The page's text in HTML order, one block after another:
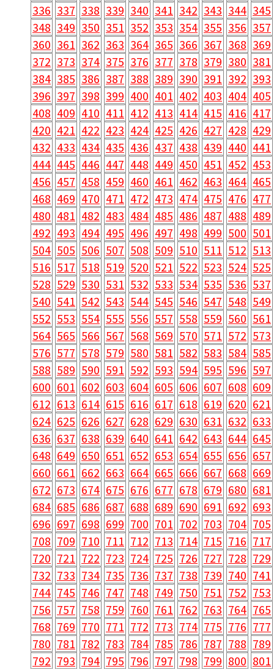
336 337 338 339 340 341 342 343 344 345
348 349 350 351 352 353 354 355 356 357
360 361 362 363 364 365 366 367 368 369
372 373 374 375 376 377 378 379 380 381
384 385 386 387 388 389 390 391 392 393
396 397 398 399 400 401 402 403 404 405
408 409 410 411 412 413 414 415 416 417
420 421 422 423 424 425 426 427 428 429
432 433 434 435 436 437 438 439 440 441
444 445 446 447 448 449 450 451 452 453
456 457 458 459 460 461 462 463 464 465
468 469 470 471 472 473 474 475 476 477
480 481 482 483 484 485 486 487 488 489
492 493 494 495 496 497 498 499 500 501
504 505 506 507 508 509 510 511 512 513
516 517 518 519 520 521 522 523 524 525
528 529 530 531 532 533 534 535 536 537
540 541 542 543 544 545 546 547 548 549
552 553 554 555 556 557 558 559 560 561
564 565 566 567 568 569 570 571 572 573
576 577 578 579 580 581 582 583 584 585
588 589 590 591 592 593 594 595 596 597
600 601 602 603 604 605 606 607 608 609
612 613 614 615 616 617 618 619 620 621
624 625 626 627 628 629 630 631 632 633
636 637 638 639 640 641 642 643 644 645
648 649 650 651 652 653 654 655 656 657
660 661 662 663 664 665 666 667 668 669
672 673 674 675 676 677 678 679 680 681
684 685 686 687 688 689 690 691 692 693
696 697 698 699 700 701 702 703 704 705
708 709 710 711 712 713 714 715 716 717
720 721 722 723 724 725 726 727 728 729
732 733 734 735 736 737 738 739 740 741
744 745 746 747 748 749 750 751 752 753
756 757 758 759 760 761 762 763 764 765
768 769 770 771 772 773 774 775 776 777
780 781 782 783 784 785 786 787 788 789
792 793 794 795 796 797 798 799 800 801